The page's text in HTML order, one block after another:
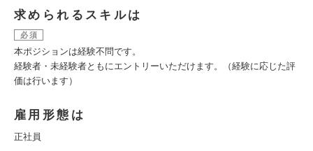
求められるスキルは
必須
本ポジションは経験不問です。
経験者・未経験者ともにエントリーいただけます。 （経験に応じた評
価は行います）
雇用形態は
正社員